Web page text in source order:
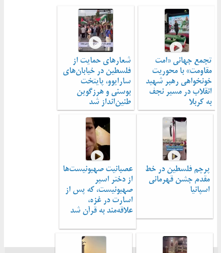
تجمع جهانی «امت
مقاومت» با محوریت
خونخواهی رهبر شهید
انقلاب در مسیر نجف
به کربلا
شعارهای حمایت از
فلسطین در خیابان‌های
سارایوو، پایتخت
بوسنی و هرزگوین
طنین‌انداز شد
پرچم فلسطین در خط
مقدم جشن قهرمانی
اسپانیا
عصبانیت صهیونیست‌ها
از دختر اسیر
صهیونیست، که پس از
اسارت در غزه،
علاقه‌مند به قرآن شد